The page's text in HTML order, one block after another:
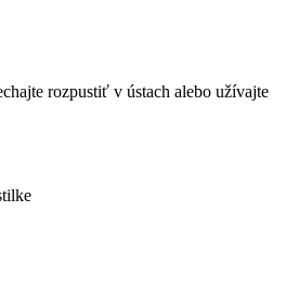
roz­pustiť v ústach alebo užívajte